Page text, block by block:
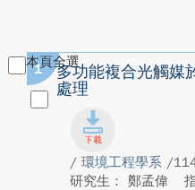
本頁全選
1
多功能複合光觸媒
處理
/ 環境工程學系 /
研究生： 鄭孟偉